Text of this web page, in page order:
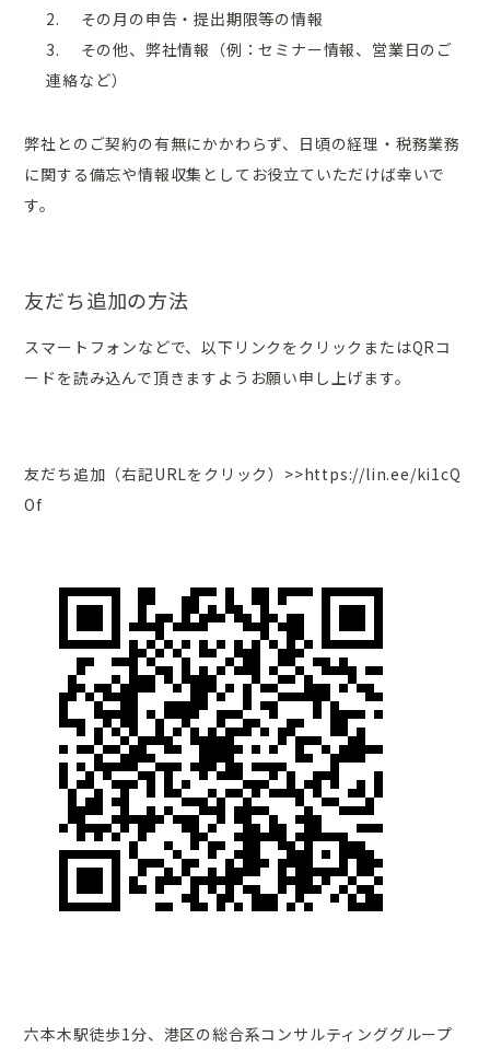
その月の申告・提出期限等の情報
その他、弊社情報（例：セミナー情報、営業日のご
連絡など）
弊社とのご契約の有無にかかわらず、日頃の経理・税務業務
に関する備忘や情報収集としてお役立ていただけば幸いで
す。
友だち追加の方法
スマートフォンなどで、以下リンクをクリックまたはQRコ
ードを読み込んで頂きますようお願い申し上げます。
友だち追加（右記URLをクリック）>>https://lin.ee/ki1cQ
Of
六本木駅徒歩1分、港区の総合系コンサルティンググループ